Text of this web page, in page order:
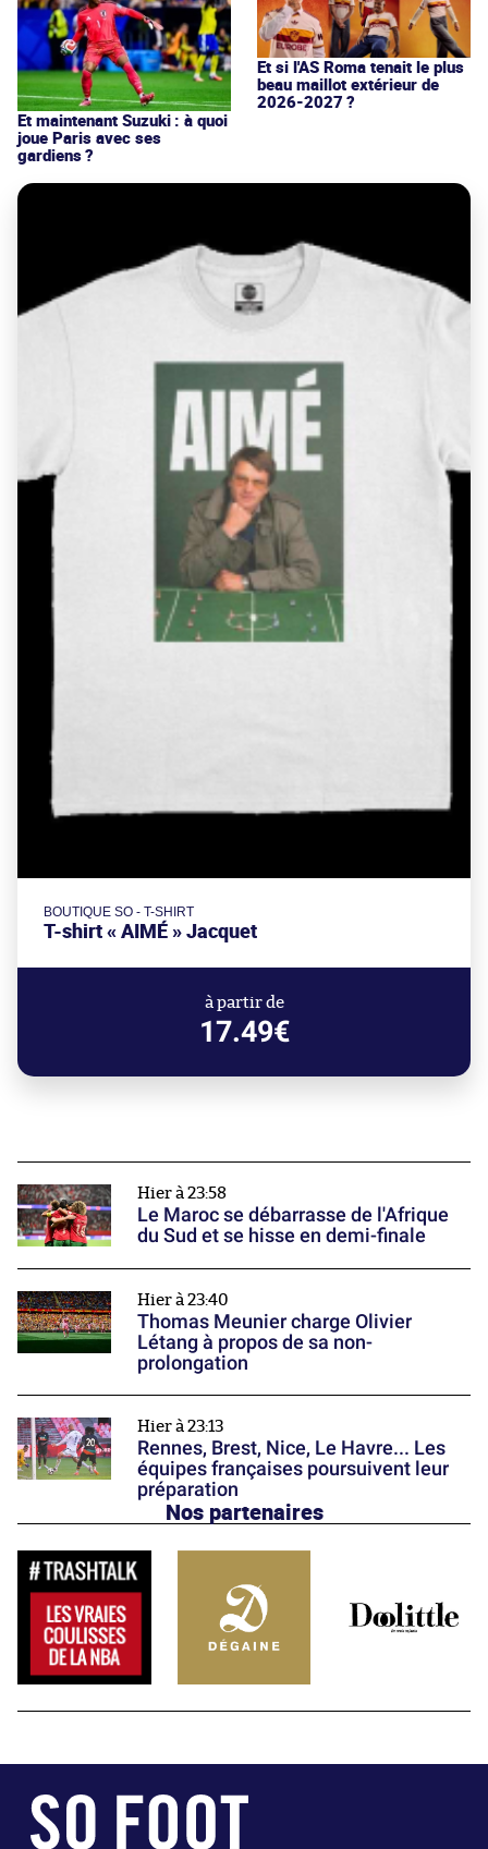
Et maintenant Suzuki : à quoi
joue Paris avec ses
gardiens ?
Et si l'AS Roma tenait le plus
beau maillot extérieur de
2026-2027 ?
BOUTIQUE SO - T-SHIRT
T-shirt « AIMÉ » Jacquet
à partir de
17.49€
Hier à 23:58
Le Maroc se débarrasse de l'Afrique
du Sud et se hisse en demi-finale
Hier à 23:40
Thomas Meunier charge Olivier
Létang à propos de sa non-
prolongation
Hier à 23:13
Rennes, Brest, Nice, Le Havre... Les
équipes françaises poursuivent leur
préparation
Nos partenaires